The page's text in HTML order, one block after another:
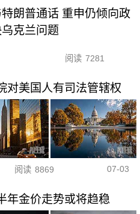
朗普通话 重申仍倾向政
克兰问题
阅读 7281
对美国人有司法管辖权
阅读 8869 07-03
年金价走势或将趋稳